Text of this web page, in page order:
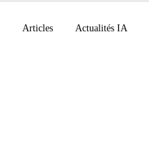
Articles Actualités IA